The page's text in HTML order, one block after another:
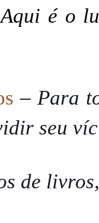
é o
– Para
seu
de